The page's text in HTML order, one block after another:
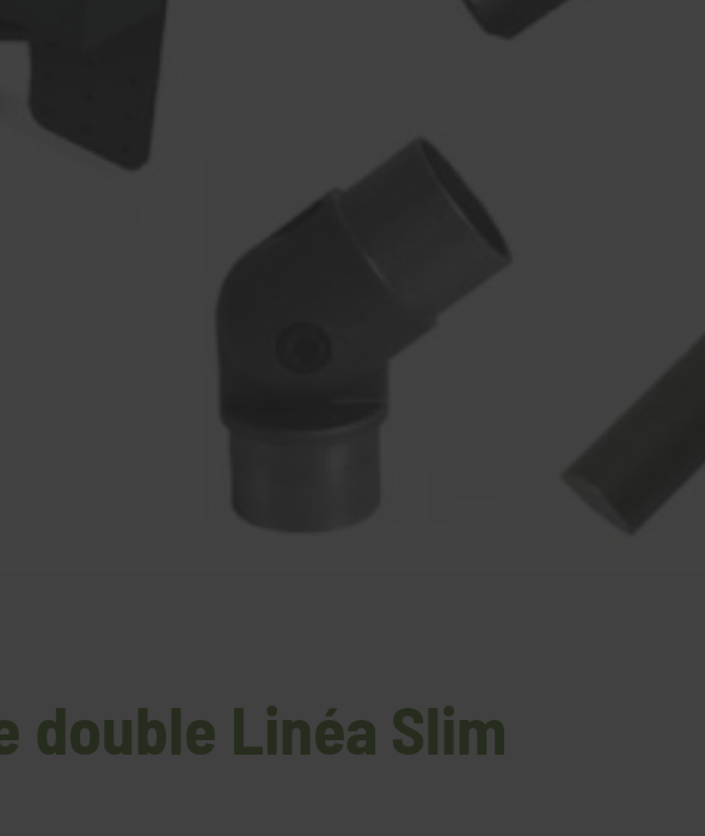
double Linéa Slim